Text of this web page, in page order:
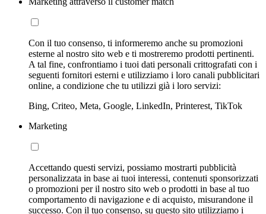
Con il tuo consenso, ti informeremo anche su promozioni
esterne al nostro sito web e ti mostreremo prodotti pertinenti.
A tal fine, confrontiamo i tuoi dati personali crittografati con i
seguenti fornitori esterni e utilizziamo i loro canali pubblicitari
online, a condizione che tu utilizzi già i loro servizi:
Bing, Criteo, Meta, Google, LinkedIn, Printerest, TikTok
Marketing
Accettando questi servizi, possiamo mostrarti pubblicità
personalizzata in base ai tuoi interessi, contenuti sponsorizzati
o promozioni per il nostro sito web o prodotti in base al tuo
comportamento di navigazione e di acquisto, misurandone il
successo. Con il tuo consenso, su questo sito utilizziamo i